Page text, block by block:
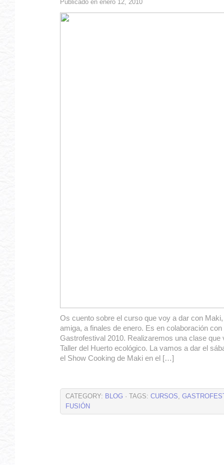
Publicado en enero 12, 2010
Os cuento sobre el curso que voy a dar con
amiga, a finales de enero. Es en colaboración
Gastrofestival 2010. Realizaremos una clase que
Taller del Huerto ecológico. La vamos a dar el
el Show Cooking de Maki en el […]
CATEGORY: BLOG · TAGS: CURSOS,
FUSIÓN